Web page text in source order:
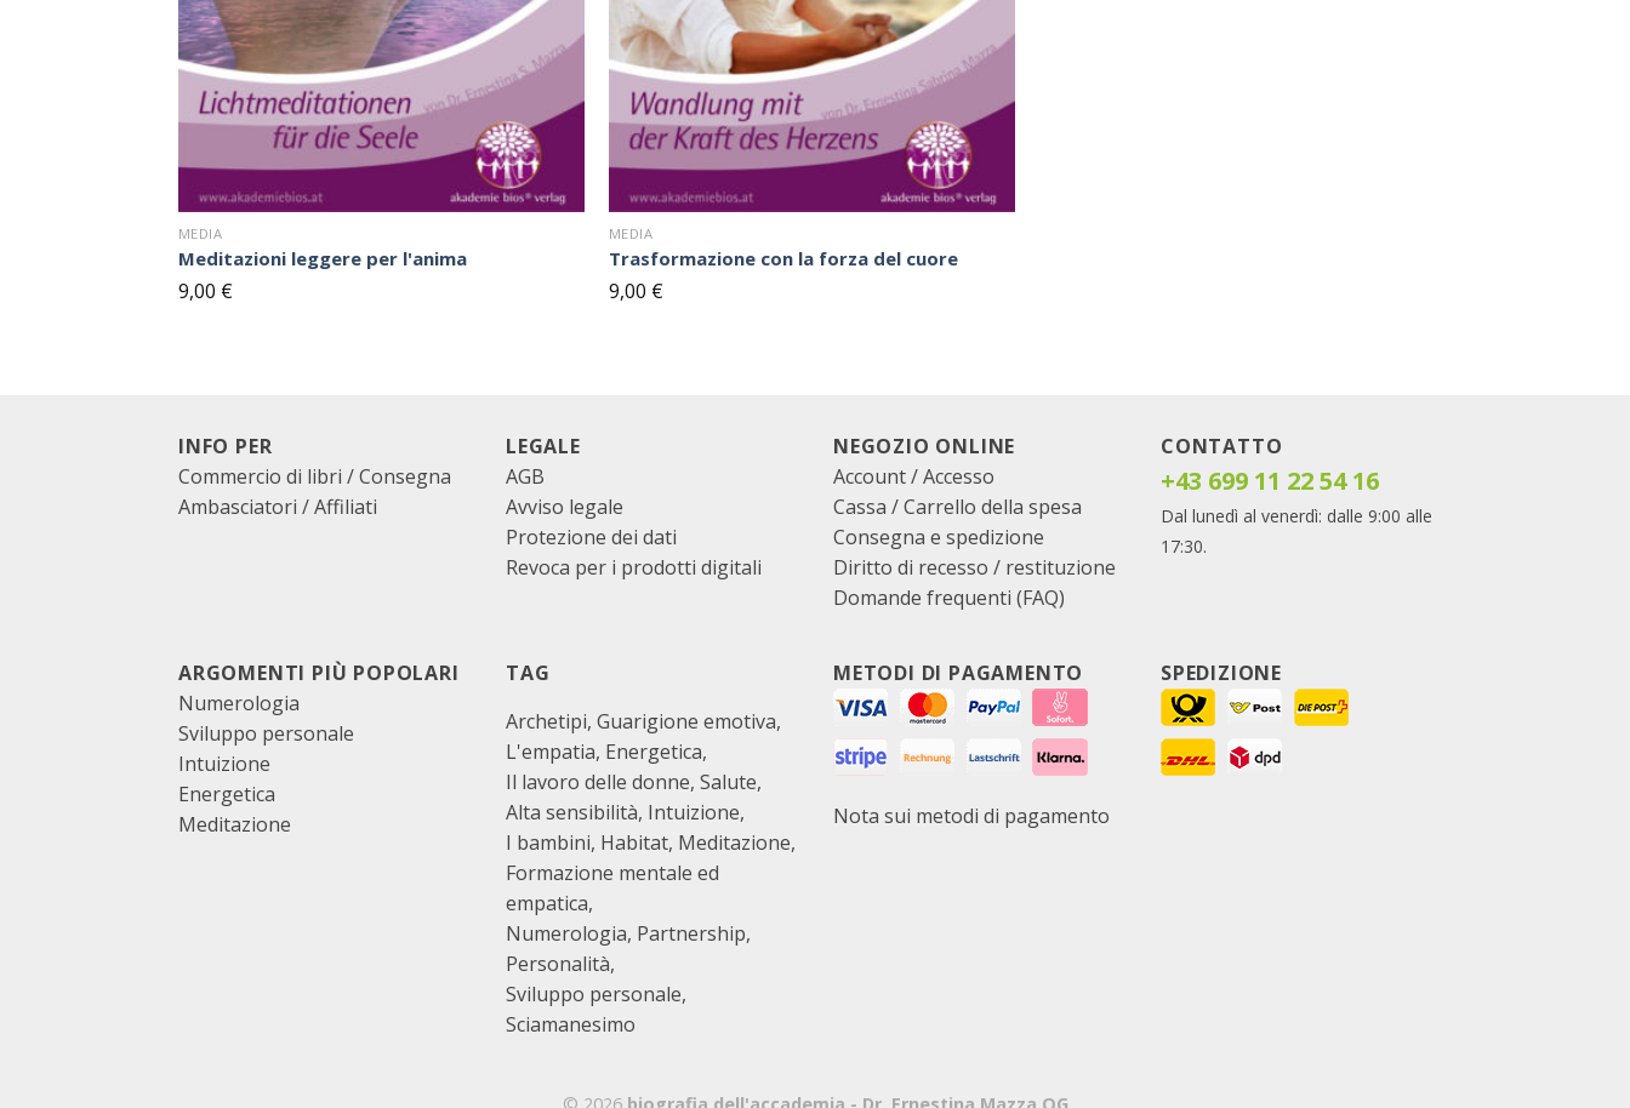
MEDIA
Meditazioni leggere per l'anima
9,00 €
MEDIA
Trasformazione con la forza del cuore
9,00 €
INFO PER
Commercio di libri / Consegna
Ambasciatori / Affiliati
LEGALE
AGB
Avviso legale
Protezione dei dati
Revoca per i prodotti digitali
NEGOZIO ONLINE
Account / Accesso
Cassa /Carrello della spesa
Consegna e spedizione
Diritto di recesso / restituzione
Domande frequenti (FAQ)
CONTATTO
+43 699 11 22 54 16
Dal lunedì al venerdì: dalle 9:00 alle
17:30.
ARGOMENTI PIÙ POPOLARI
Numerologia
Sviluppo personale
Intuizione
Energetica
Meditazione
TAG
Archetipi Guarigione emotiva
L'empatia Energetica
Il lavoro delle donne Salute
Alta sensibilità Intuizione
I bambini Habitat Meditazione
Formazione mentale ed
empatica
Numerologia Partnership
Personalità
Sviluppo personale
Sciamanesimo
METODI DI PAGAMENTO
Nota sui metodi di pagamento
SPEDIZIONE